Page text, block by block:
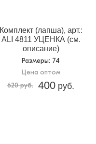
Комплект (лапша), арт.:
ALI 4811 УЦЕНКА (см.
описание)
Размеры: 74
Цена оптом
620 руб. 400 руб.